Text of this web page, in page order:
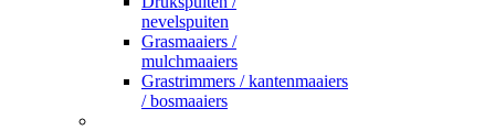
nevelspuiten
Grasmaaiers /
mulchmaaiers
Grastrimmers / kantenmaaiers
/ bosmaaiers